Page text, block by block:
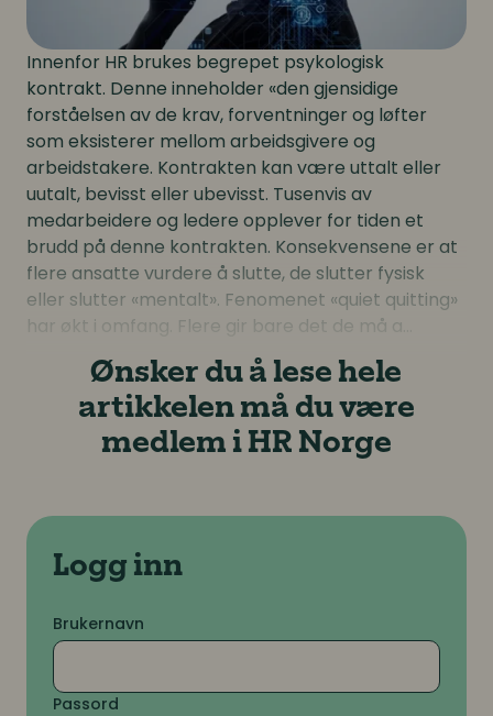
Innenfor HR brukes begrepet psykologisk
kontrakt. Denne inneholder «den gjensidige
forståelsen av de krav, forventninger og løfter
som eksisterer mellom arbeidsgivere og
arbeidstakere. Kontrakten kan være uttalt eller
uutalt, bevisst eller ubevisst. Tusenvis av
medarbeidere og ledere opplever for tiden et
brudd på denne kontrakten. Konsekvensene er at
flere ansatte vurdere å slutte, de slutter fysisk
eller slutter «mentalt». Fenomenet «quiet quitting»
har økt i omfang. Flere gir bare det de må a...
Ønsker du å lese hele
artikkelen må du være
medlem i HR Norge
Logg inn
Brukernavn
Passord